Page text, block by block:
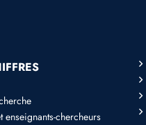
enseignants-chercheurs